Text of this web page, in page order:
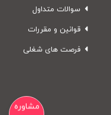
سوالات متداول
قوانین و مقررات
فرصت های شغلی
مشاوره